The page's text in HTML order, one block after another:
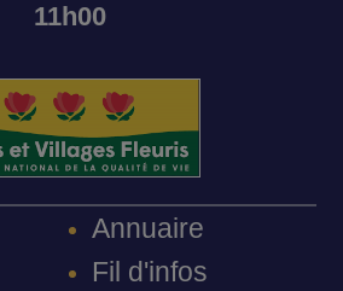
11h00
Annuaire
Fil d'infos